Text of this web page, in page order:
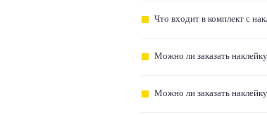
Что входит в комплект с
Можно ли заказать
Можно ли заказать